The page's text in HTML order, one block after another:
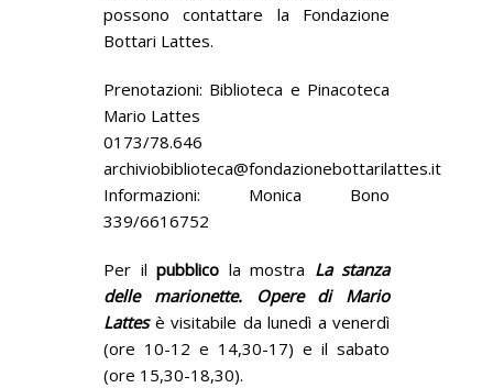
possono contattare la Fondazione
Bottari Lattes.
Prenotazioni: Biblioteca e Pinacoteca
Mario Lattes
0173/78.646
archiviobiblioteca@fondazionebottarilattes.it
Informazioni: Monica Bono
339/6616752
Per il pubblico la mostra La stanza
delle marionette. Opere di Mario
Lattesè visitabile da lunedì a venerdì
(ore 10-12 e 14,30-17) e il sabato
(ore 15,30-18,30).